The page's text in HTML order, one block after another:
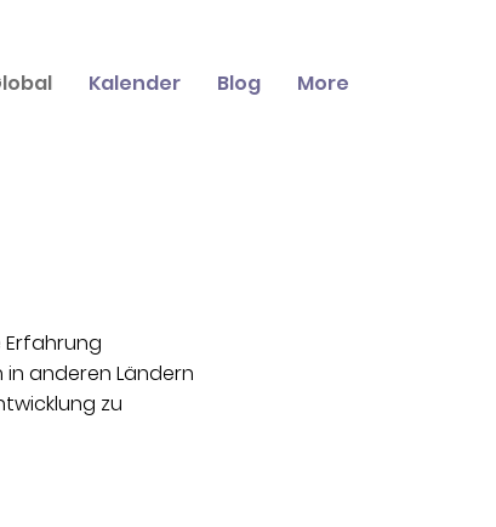
Kalender Blog More
Erfahrung
anderen Ländern
zu